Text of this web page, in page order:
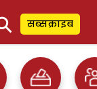
सब्सक्राइब